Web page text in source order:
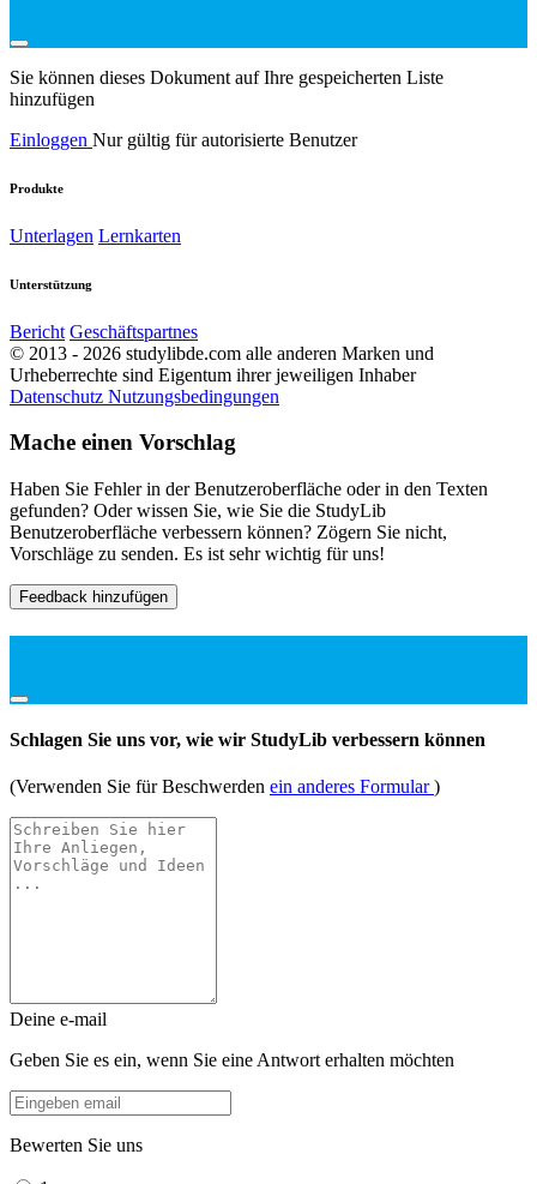
Sie können dieses Dokument auf Ihre gespeicherten Liste
hinzufügen
Einloggen Nur gültig für autorisierte Benutzer
Produkte
Unterlagen Lernkarten
Unterstützung
Bericht Geschäftspartnes
© 2013 - 2026 studylibde.com alle anderen Marken und
Urheberrechte sind Eigentum ihrer jeweiligen Inhaber
Datenschutz Nutzungsbedingungen
Mache einen Vorschlag
Haben Sie Fehler in der Benutzeroberfläche oder in den Texten
gefunden? Oder wissen Sie, wie Sie die StudyLib
Benutzeroberfläche verbessern können? Zögern Sie nicht,
Vorschläge zu senden. Es ist sehr wichtig für uns!
Feedback hinzufügen
Schlagen Sie uns vor, wie wir StudyLib verbessern können
(Verwenden Sie für Beschwerden ein anderes Formular)
Deine e-mail
Geben Sie es ein, wenn Sie eine Antwort erhalten möchten
Bewerten Sie uns